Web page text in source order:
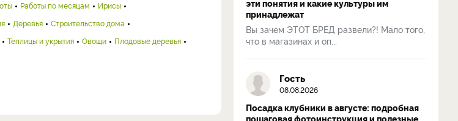
Работы по месяцам
Ирисы
Деревья
Строительство дома
Теплицы и укрытия Овощи
Плодовые деревья
эти понятия и какие культуры им
принадлежат
Вы зачем ЭТОТ БРЕД развели?! Мало того,
что в магазинах и оп...
Гость
08.08.2026
Посадка клубники в августе: подробная
пошаговая фотоинструкция и полезные